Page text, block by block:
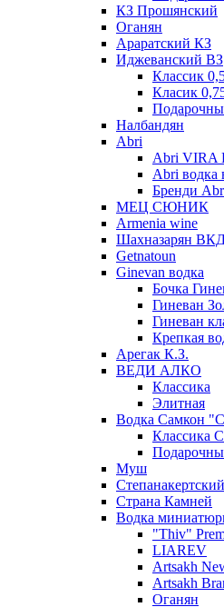
КЗ Прошянский
Оганян
Араратский КЗ
Иджеванский ВЗ
Классик
Класик
Налбандян
Abri
Abri VIRA
Abri водка
Бренди
МЕЦ СЮНИК
Armenia wine
Шахназарян
Getnatoun
Ginevan водка
Бочка
Гиневан
Гиневан
Крепкая
Арегак К.З.
ВЕДИ АЛКО
Классика
Элитная
Водка Самкон
Классика
Муш
Страна Камней
Водка
"Thiv"
LIAREV
Artsakh
Artsakh
Оганян